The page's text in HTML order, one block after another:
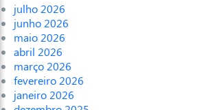
julho 2026
junho 2026
maio 2026
abril 2026
março 2026
fevereiro 2026
janeiro 2026